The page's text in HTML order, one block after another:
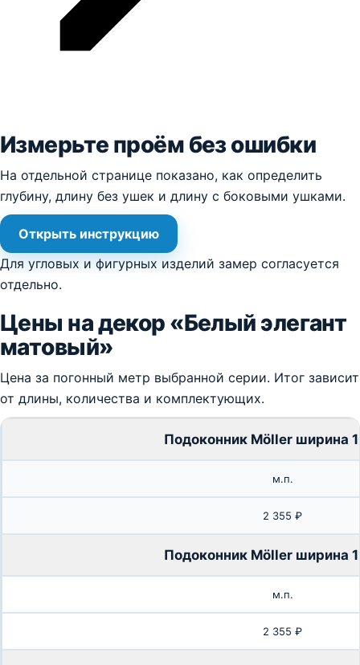
Измерьте проём без ошибки
На отдельной странице показано, как определить
глубину, длину без ушек и длину с боковыми ушками.
Открыть инструкцию
Для угловых и фигурных изделий замер согласуется
отдельно.
Цены на декор «Белый элегант
матовый»
Цена за погонный метр выбранной серии. Итог зависит
от длины, количества и комплектующих.
Подоконник Möller ширина
м.п.
2 355 ₽
Подоконник Möller ширина
м.п.
2 355 ₽